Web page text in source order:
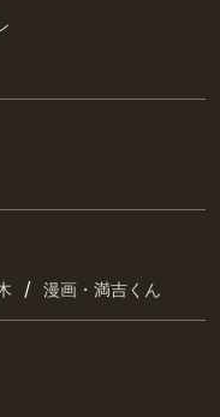
/ 漫画・満吉くん